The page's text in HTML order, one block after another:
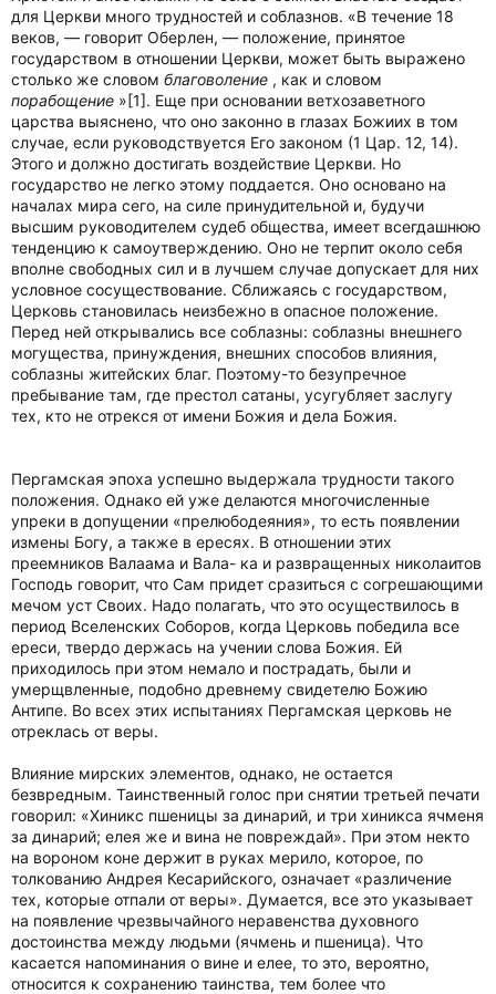
для Церкви много трудностей и соблазнов. «В течение 18
веков, — говорит Оберлен, — положение, принятое
государством в отношении Церкви, может быть выражено
столько же словом благоволение , как и словом
порабощение »[1]. Еще при основании ветхозаветного
царства выяснено, что оно законно в глазах Божиих в том
случае, если руководствуется Его законом (1 Цар. 12, 14).
Этого и должно достигать воздействие Церкви. Но
государство не легко этому поддается. Оно основано на
началах мира сего, на силе принудительной и, будучи
высшим руководителем судеб общества, имеет всегдашнюю
тенденцию к самоутверждению. Оно не терпит около себя
вполне свободных сил и в лучшем случае допускает для них
условное сосуществование. Сближаясь с государством,
Церковь становилась неизбежно в опасное положение.
Перед ней открывались все соблазны: соблазны внешнего
могущества, принуждения, внешних способов влияния,
соблазны житейских благ. Поэтому-то безупречное
пребывание там, где престол сатаны, усугубляет заслугу
тех, кто не отрекся от имени Божия и дела Божия.
Пергамская эпоха успешно выдержала трудности такого
положения. Однако ей уже делаются многочисленные
упреки в допущении «прелюбодеяния», то есть появлении
измены Богу, а также в ересях. В отношении этих
преемников Валаама и Вала- ка и развращенных николаитов
Господь говорит, что Сам придет сразиться с согрешающими
мечом уст Своих. Надо полагать, что это осуществилось в
период Вселенских Соборов, когда Церковь победила все
ереси, твердо держась на учении слова Божия. Ей
приходилось при этом немало и пострадать, были и
умерщвленные, подобно древнему свидетелю Божию
Антипе. Во всех этих испытаниях Пергамская церковь не
отреклась от веры.
Влияние мирских элементов, однако, не остается
безвредным. Таинственный голос при снятии третьей печати
говорил: «Хиникс пшеницы за динарий, и три хиникса ячменя
за динарий; елея же и вина не повреждай». При этом некто
на вороном коне держит в руках мерило, которое, по
толкованию Андрея Кесарийского, означает «различение
тех, которые отпали от веры». Думается, все это указывает
на появление чрезвычайного неравенства духовного
достоинства между людьми (ячмень и пшеница). Что
касается напоминания о вине и елее, то это, вероятно,
относится к сохранению таинства, тем более что